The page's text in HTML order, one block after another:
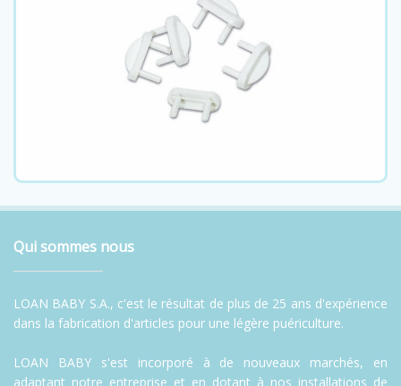
Qui sommes nous
LOAN BABY S.A., c'est le résultat de plus de 25 ans d'expérience
dans la fabrication d'articles pour une légère puériculture.
LOAN BABY s'est incorporé à de nouveaux marchés, en
adaptant notre entreprise et en dotant à nos installations de